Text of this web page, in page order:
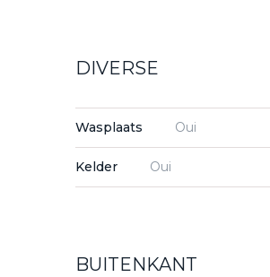
DIVERSE
Wasplaats Oui
Kelder Oui
BUITENKANT